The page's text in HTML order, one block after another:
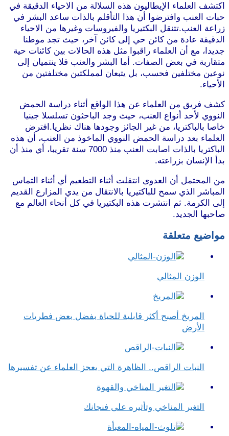
اكتشف العلماء الإيطاليون هذه السلالة من الاحياء الدقيقة في
حبات العنب وافترضوا أن هذا التأقلم بالذات ساعد البشر في
زراعة العنب.تتنقل البكتيريا والفيروسات وغيرها من الاحياء
الدقيقة عادة من كائن حي إلى كائن آخر، حيث تجد موطنا
جديدا، مع أن العلماء راقبوا مثل هذه الحالات بين كائنات حية
متقاربة في بعض الصفات. أما البشر والعنب فلا ينتميان إلى
نوعين مختلفين فحسب، بل يتبعان لمملكتين مختلفتين من
الأحياء.
كشف فريق من العلماء عن هذا الواقع أثناء دراسة الحمض
النووي لأحد أنواع العنب، حيث وجد الباحثون تسلسلا جينيا
خاصا بالباكتريا، من غير الجائز وجودها هناك نظريا.افترض
العلماء بعد دراسة الحمض النووي الماخوذ من العنب، أن هذه
الباكتريا بالذات اصابت العنب منذ 7000 سنة تقريبا، أي منذ أن
بدأ الإنسان بزراعته.
من المحتمل أن العدوى انتقلت أثناء التطعيم أي أثناء التماس
المباشر الذي سمح للباكتيريا بالانتقال من يدي المزارع القديم
إلى الكرمة. ثم انتشرت هذه البكتيريا في كل أنحاء العالم مع
صاحبها الجديد.
مواضيع متعلقة
الوزن المثالي
المريخ أصبح أكثر قابلية للحياة بفضل بعض فطريات
الأرض
النبات الراقص.. الظاهرة التي يعجز العلماء عن تفسيرها
التغير المناخي وتأثيره على فنجانك